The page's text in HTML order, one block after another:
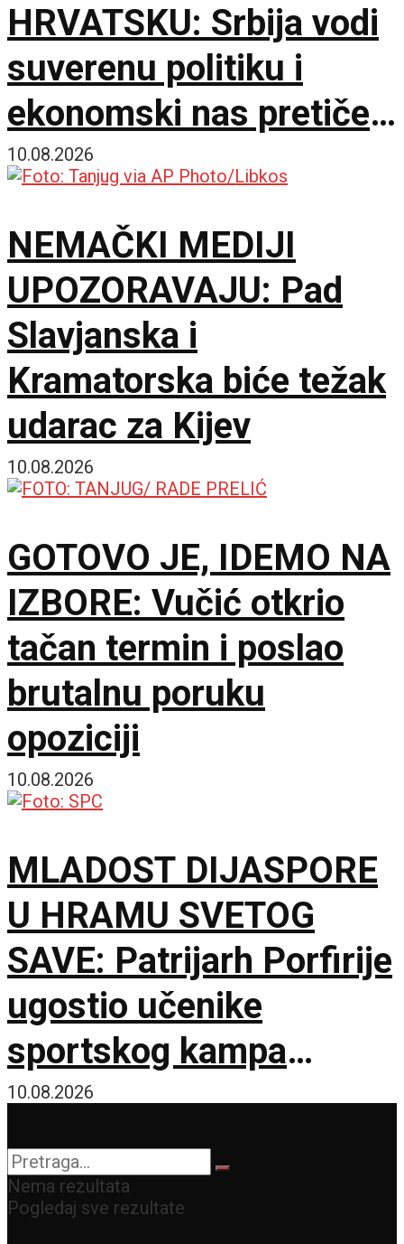
HRVATSKU: Srbija vodi
suverenu politiku i
ekonomski nas pretiče
zauvek
10.08.2026
NEMAČKI MEDIJI
UPOZORAVAJU: Pad
Slavjanska i
Kramatorska biće težak
udarac za Kijev
10.08.2026
GOTOVO JE, IDEMO NA
IZBORE: Vučić otkrio
tačan termin i poslao
brutalnu poruku
opoziciji
10.08.2026
MLADOST DIJASPORE
U HRAMU SVETOG
SAVE: Patrijarh Porfirije
ugostio učenike
sportskog kampa
„Srbija te zove”
10.08.2026
Nema rezultata
Pogledaj sve rezultate